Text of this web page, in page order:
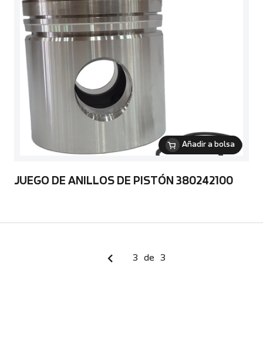
Añadir a bolsa
JUEGO DE ANILLOS DE PISTÓN 380242100
3 de 3